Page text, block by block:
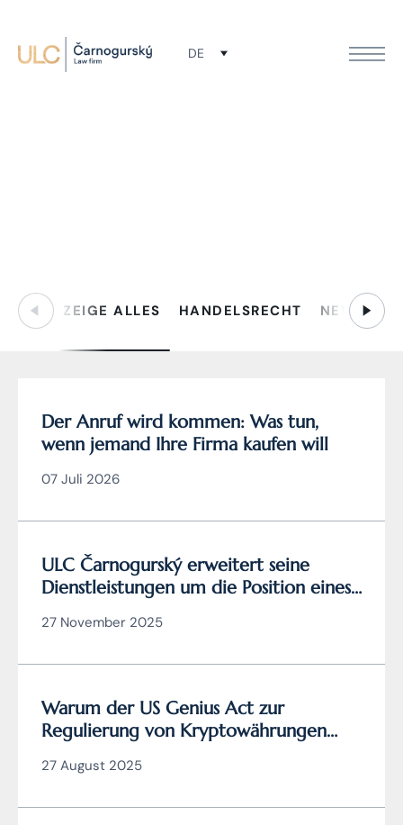
DE
ZEIGE ALLES HANDELSRECHT NEWS
Der Anruf wird kommen: Was tun,
wenn jemand Ihre Firma kaufen will
07 Juli 2026
ULC Čarnogurský erweitert seine
Dienstleistungen um die Position eines
Cybersicherheitsmanagers
27 November 2025
Warum der US Genius Act zur
Regulierung von Kryptowährungen
Verordnung MiCA nicht)
27 August 2025